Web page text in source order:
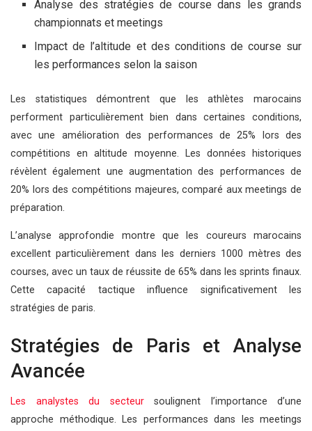
Analyse des stratégies de course dans les grands
championnats et meetings
Impact de l’altitude et des conditions de course sur
les performances selon la saison
Les statistiques démontrent que les athlètes marocains
performent particulièrement bien dans certaines conditions,
avec une amélioration des performances de 25% lors des
compétitions en altitude moyenne. Les données historiques
révèlent également une augmentation des performances de
20% lors des compétitions majeures, comparé aux meetings de
préparation.
L’analyse approfondie montre que les coureurs marocains
excellent particulièrement dans les derniers 1000 mètres des
courses, avec un taux de réussite de 65% dans les sprints finaux.
Cette capacité tactique influence significativement les
stratégies de paris.
Stratégies de Paris et Analyse
Avancée
Les analystes du secteursoulignent l’importance d’une
approche méthodique. Les performances dans les meetings